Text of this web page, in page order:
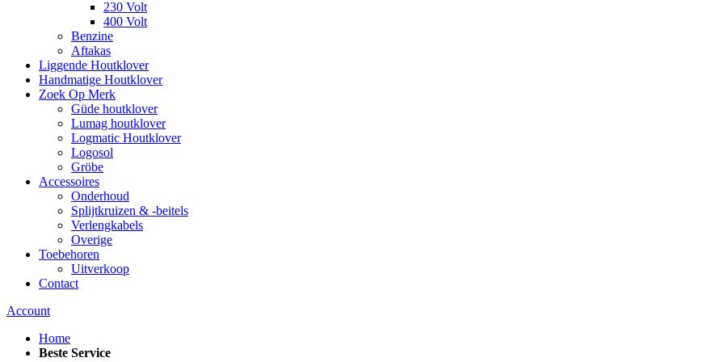
230 Volt
400 Volt
Benzine
Aftakas
Liggende Houtklover
Handmatige Houtklover
Zoek Op Merk
Güde houtklover
Lumag houtklover
Logmatic Houtklover
Logosol
Gröbe
Accessoires
Onderhoud
Splijtkruizen & -beitels
Verlengkabels
Overige
Toebehoren
Uitverkoop
Contact
Account
Home
Beste Service